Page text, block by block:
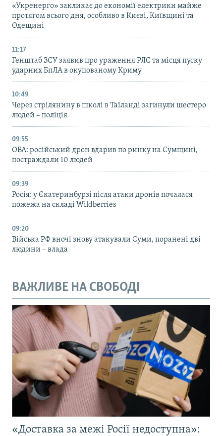
«Укренерго» закликає до економії електрики майже
протягом всього дня, особливо в Києві, Київщині та
Одещині
11:17
Генштаб ЗСУ заявив про ураження РЛС та місця пуску
ударних БпЛА в окупованому Криму
10:49
Через стрілянину в школі в Таїланді загинули шестеро
людей – поліція
09:55
ОВА: російський дрон вдарив по ринку на Сумщині,
постраждали 10 людей
09:39
Росія: у Єкатеринбурзі після атаки дронів почалася
пожежа на складі Wildberries
09:20
Війська РФ вночі знову атакували Суми, поранені дві
людини – влада
ВАЖЛИВЕ НА СВОБОДІ
«Доставка за межі Росії недоступна»: